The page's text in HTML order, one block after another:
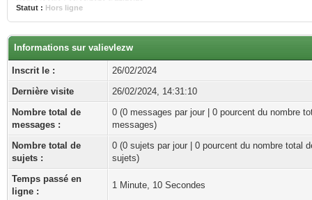
Statut : Hors ligne
Informations sur valievlezw
Inscrit le :
26/02/2024
Dernière visite
26/02/2024, 14:31:10
Nombre total de
messages :
0 (0 messages par jour | 0 pourcent du nombre
messages)
Nombre total de
sujets :
0 (0 sujets par jour | 0 pourcent du nombre total
sujets)
Temps passé en
ligne :
1 Minute, 10 Secondes